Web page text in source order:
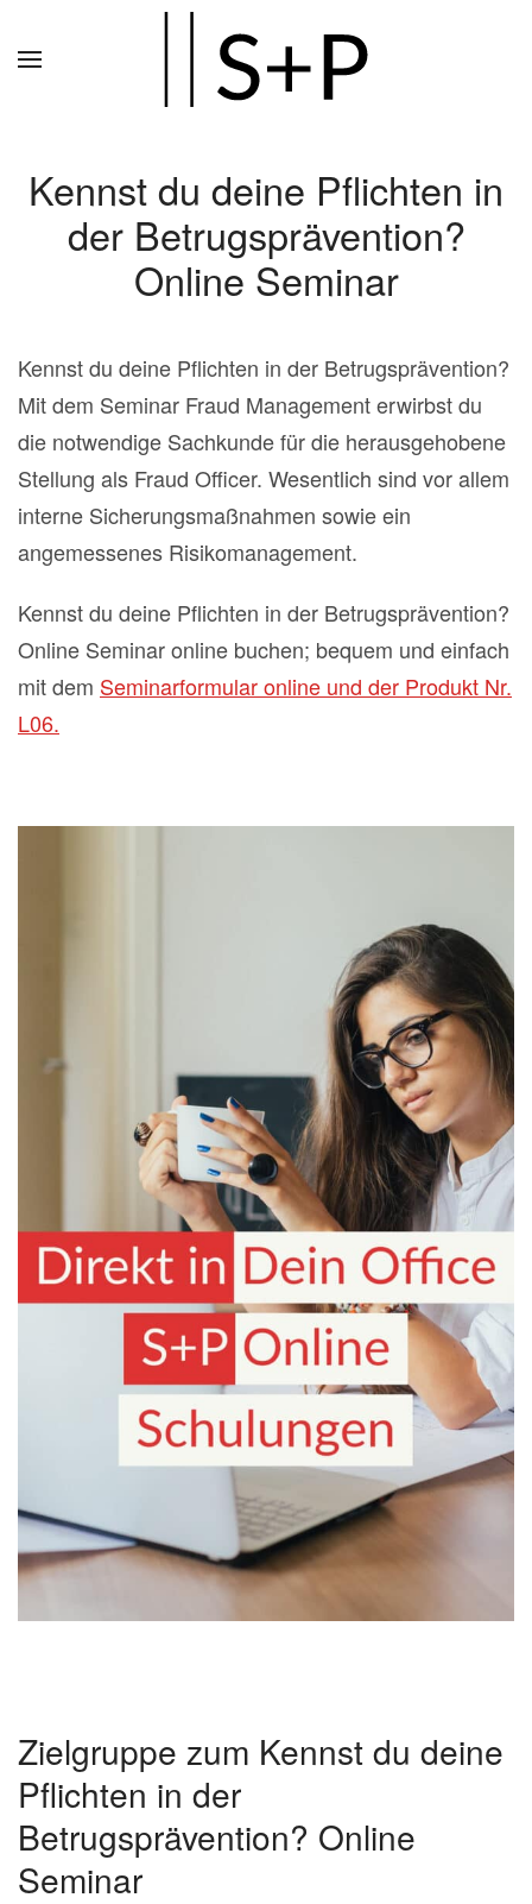
Kennst du deine Pflichten in
der Betrugsprävention?
Online Seminar
Kennst du deine Pflichten in der Betrugsprävention?
Mit dem Seminar Fraud Management erwirbst du
die notwendige Sachkunde für die herausgehobene
Stellung als Fraud Officer. Wesentlich sind vor allem
interne Sicherungsmaßnahmen sowie ein
angemessenes Risikomanagement.
Kennst du deine Pflichten in der Betrugsprävention?
Online Seminar online buchen; bequem und einfach
mit dem Seminarformular online und der Produkt Nr.
L06.
Zielgruppe zum Kennst du deine
Pflichten in der
Betrugsprävention? Online
Seminar